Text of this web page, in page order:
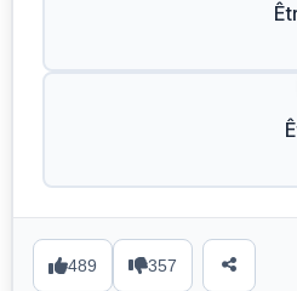
489 357